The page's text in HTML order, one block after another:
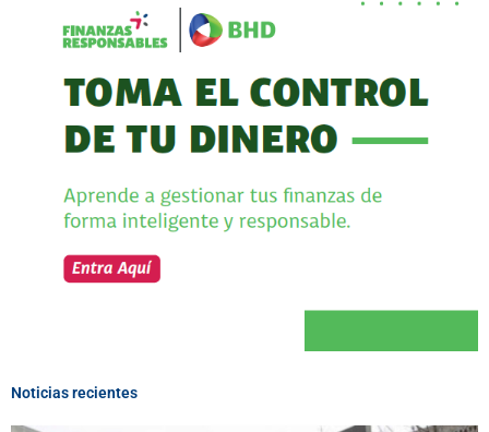
Noticias recientes